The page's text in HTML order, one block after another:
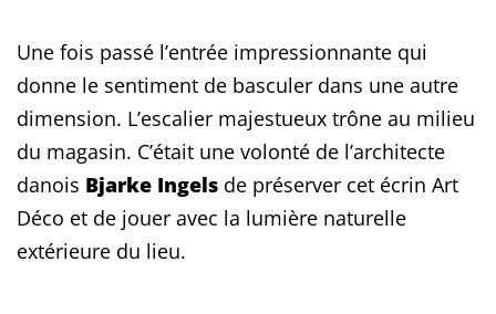
Une fois passé l’entrée impressionnante qui
donne le sentiment de basculer dans une autre
dimension. L’escalier majestueux trône au milieu
du magasin. C’était une volonté de l’architecte
danois Bjarke Ingels de préserver cet écrin Art
Déco et de jouer avec la lumière naturelle
extérieure du lieu.